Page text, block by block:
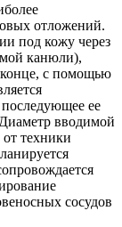
отложений.
под кожу через
канюли),
с помощью
ее
вводимой
техники
сосудов